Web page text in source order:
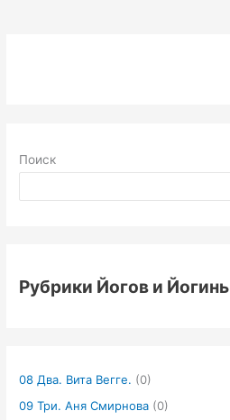
Поиск
Рубрики Йогов и Йогинь
08 Два. Вита Вегге. (0)
09 Три. Аня Смирнова (0)